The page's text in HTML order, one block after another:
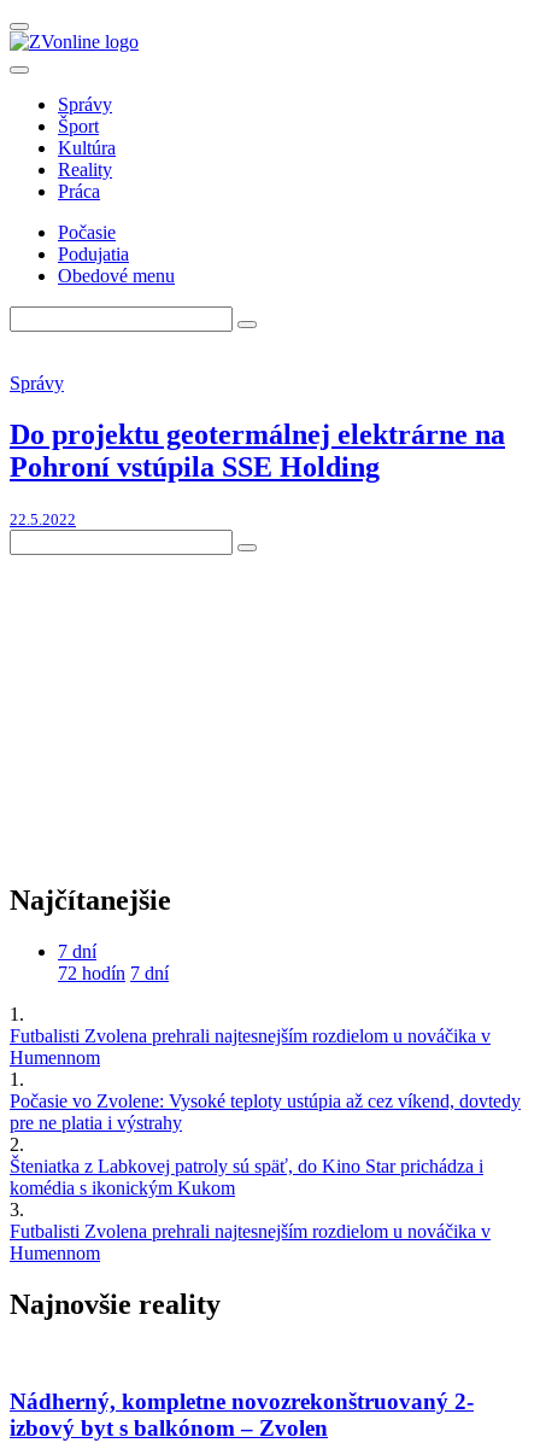
Správy
Šport
Kultúra
Reality
Práca
Počasie
Podujatia
Obedové menu
Správy
Do projektu geotermálnej elektrárne na
Pohroní vstúpila SSE Holding
22.5.2022
Najčítanejšie
7 dní
72 hodín 7 dní
1.
Futbalisti Zvolena prehrali najtesnejším rozdielom u nováčika v
Humennom
1.
Počasie vo Zvolene: Vysoké teploty ustúpia až cez víkend, dovtedy
pre ne platia i výstrahy
2.
Šteniatka z Labkovej patroly sú späť, do Kino Star prichádza i
komédia s ikonickým Kukom
3.
Futbalisti Zvolena prehrali najtesnejším rozdielom u nováčika v
Humennom
Najnovšie reality
Nádherný, kompletne novozrekonštruovaný 2-
izbový byt s balkónom – Zvolen